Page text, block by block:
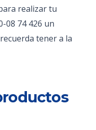
realizar tu
08 74 426 un
tener a la